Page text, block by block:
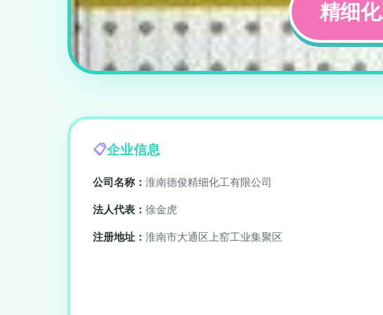
精细
企业信息
公司名称： 淮南德俊精细化工有限公司
法人代表： 徐金虎
注册地址： 淮南市大通区上窑工业集聚区